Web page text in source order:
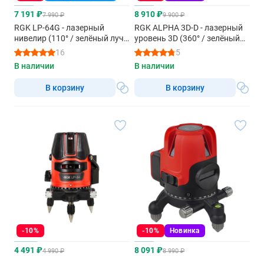
7 191 ₽7 990 ₽
RGK LP-64G - лазерный
нивелир (110° / зелёный луч /
30м)
16
В наличии
В корзину
8 910 ₽9 900 ₽
RGK ALPHA 3D-D - лазерный
уровень 3D (360° / зелёный
луч / 40м / АКБ)
5
В наличии
В корзину
-10%
4 491 ₽4 990 ₽
-10% Новинка
8 091 ₽8 990 ₽